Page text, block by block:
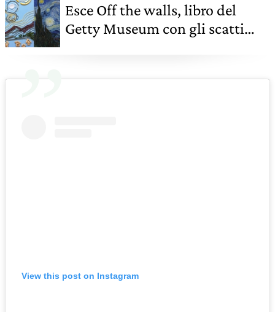
Esce Off the walls, libro del
Getty Museum con gli scatti
View this post on Instagram